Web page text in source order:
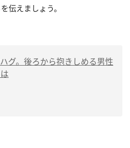
伝えましょう。
グ。後ろから抱きしめる男性